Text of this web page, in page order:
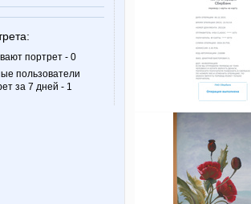
портрет - 0
пользователи
за 7 дней - 1